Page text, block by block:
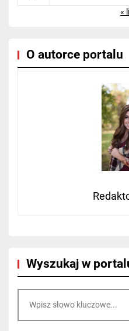
«
O autorce portalu
Wyszukaj w